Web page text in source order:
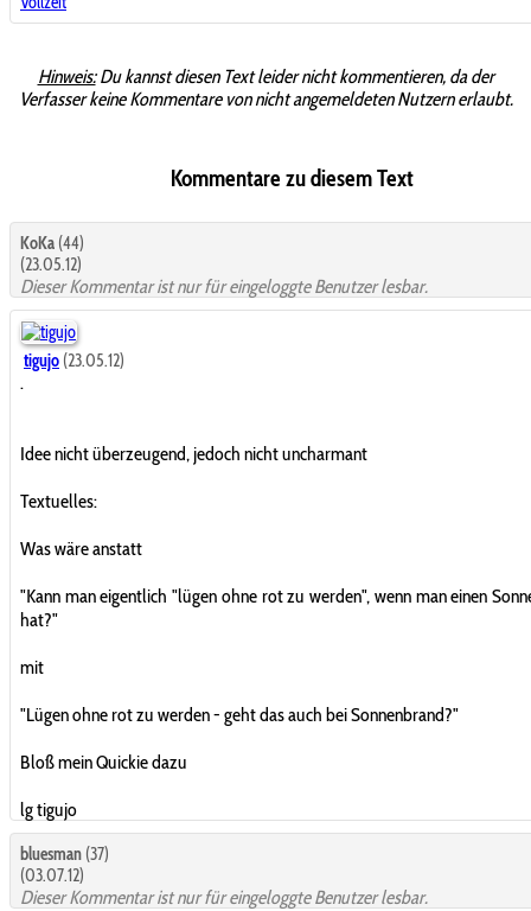
Hinweis:Du kannst diesen Text leider nicht kommentieren, da der
Verfasser keine Kommentare von nicht angemeldeten Nutzern erlaubt.
Kommentare zu diesem Text
KoKa (44)
(23.05.12)
Dieser Kommentar ist nur für eingeloggte Benutzer lesbar.
tigujo (23.05.12)
.
Idee nicht überzeugend, jedoch nicht uncharmant
Textuelles:
Was wäre anstatt
"Kann man eigentlich "lügen ohne rot zu werden", wenn man einen
hat?"
mit
"Lügen ohne rot zu werden - geht das auch bei Sonnenbrand?"
Bloß mein Quickie dazu
lg tigujo
bluesman (37)
(03.07.12)
Dieser Kommentar ist nur für eingeloggte Benutzer lesbar.